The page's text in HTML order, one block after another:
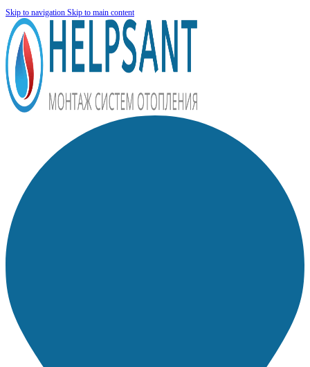
Skip to navigation Skip to main content